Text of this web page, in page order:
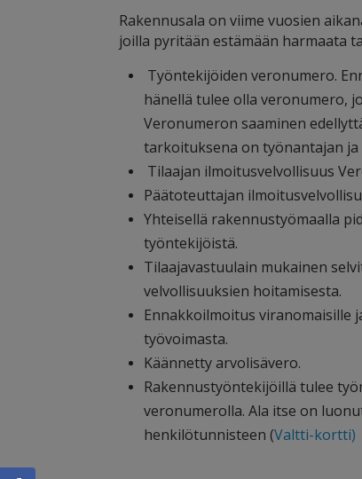
Rakennusala on viime vuosien
joilla pyritään estämään harmaata
Työntekijöiden veronumero.
hänellä tulee olla veronumero,
Veronumeron saaminen
tarkoituksena on työnantajan
Tilaajan ilmoitusvelvollisuus
Päätoteuttajan
Yhteisellä rakennustyömaalla
työntekijöistä.
Tilaajavastuulain mukainen
velvollisuuksien hoitamisesta.
Ennakkoilmoitus viranomaisille
työvoimasta.
Käännetty arvolisävero.
Rakennustyöntekijöillä tulee
veronumerolla. Ala itse on
henkilötunnisteen (Valtti-kortti)